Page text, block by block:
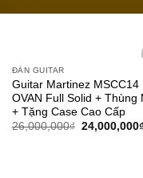
ĐÀN GUITAR
Guitar Martinez MSCC14
OVAN Full Solid + Thùng
+ Tặng Case Cao Cấp
26,000,000₫ 24,000,000